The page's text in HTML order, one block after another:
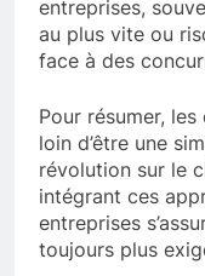
entreprises,
au plus vite ou
face à des
Pour résumer,
loin d’être une
révolution sur le
intégrant ces
entreprises
toujours plus